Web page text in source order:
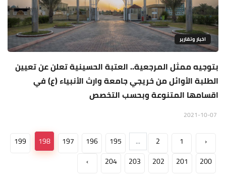
اخبار وتقارير
بتوجيه ممثل المرجعية.. العتبة الحسينية تعلن عن تعيين
الطلبة الأوائل من خريجي جامعة وارث الأنبياء (ع) في
اقسامها المتنوعة وبحسب التخصص
‹
1
2
...
195
196
197
198
199
200
201
202
203
204
›